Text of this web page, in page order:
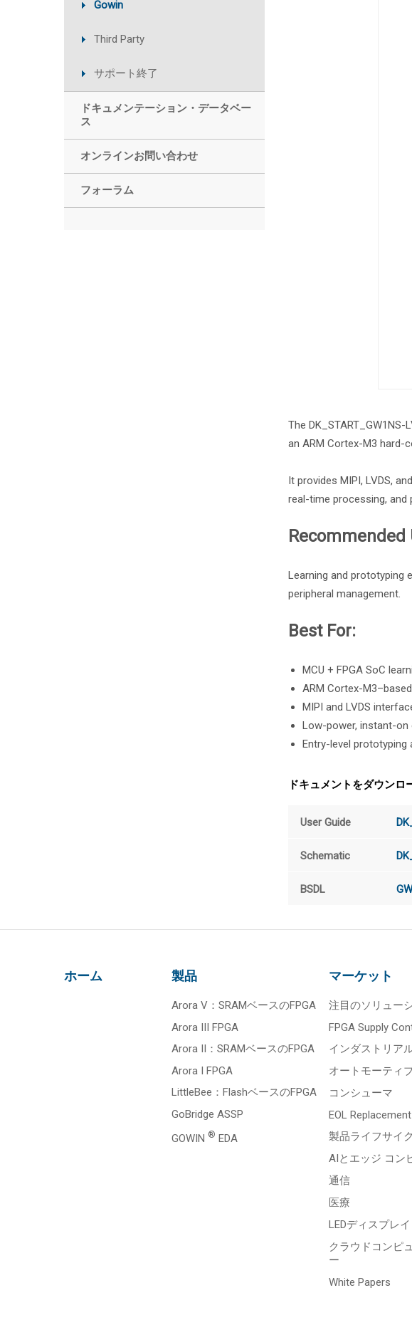
Gowin
Third Party
サポート終了
ドキュメンテーション・データベー
ス
オンラインお問い合わせ
フォーラム
The
an ARM Cortex-M3 hard-
It provides MIPI, LVDS,
real-time processing, and
Recommended
Learning and prototyping
peripheral management.
Best For:
MCU + FPGA SoC
ARM Cortex-
MIPI and LVDS
Low-power, instant-on
Entry-level prototyping
ドキュメントをダウンロ
User Guide
Schematic
BSDL
ホーム 製品
Arora V：SRAMベースのFPGA
Arora III FPGA
Arora II：SRAMベースのFPGA
Arora I FPGA
LittleBee：FlashベースのFPGA
GoBridge ASSP
GOWIN ® EDA
マーケット
注目のソリュー
FPGA Supply
インダストリア
オートモーティ
コンシューマ
EOL
製品ライフサイ
AIとエッジ コン
通信
医療
LEDディスプレイ
クラウドコンピ
ー
White Papers